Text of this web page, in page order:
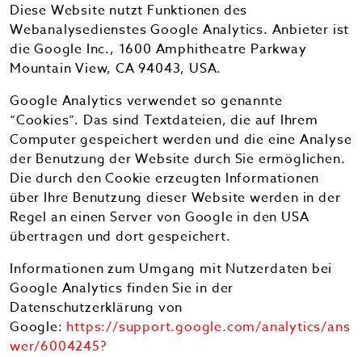
Diese Website nutzt Funktionen des
Webanalysedienstes Google Analytics. Anbieter ist
die Google Inc., 1600 Amphitheatre Parkway
Mountain View, CA 94043, USA.
Google Analytics verwendet so genannte
“Cookies”. Das sind Textdateien, die auf Ihrem
Computer gespeichert werden und die eine Analyse
der Benutzung der Website durch Sie ermöglichen.
Die durch den Cookie erzeugten Informationen
über Ihre Benutzung dieser Website werden in der
Regel an einen Server von Google in den USA
übertragen und dort gespeichert.
Informationen zum Umgang mit Nutzerdaten bei
Google Analytics finden Sie in der
Datenschutzerklärung von
Google: https://support.google.com/analytics/ans
wer/6004245?